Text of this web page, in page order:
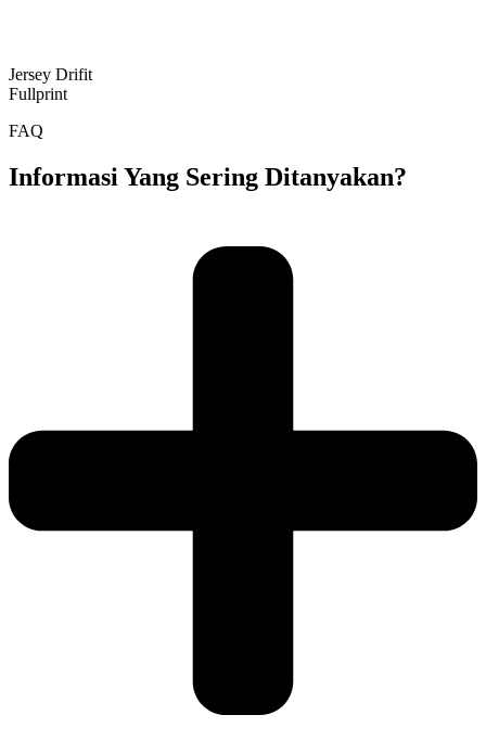
Jersey Drifit
Fullprint
FAQ
Informasi Yang Sering Ditanyakan?